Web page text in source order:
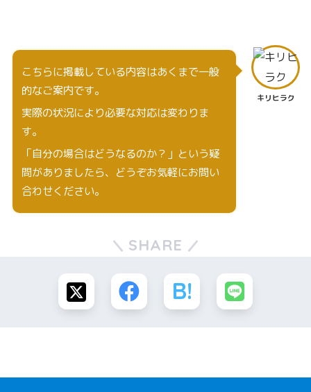
キリヒラク
こちらに掲載している内容はあくまで一般
的なご案内です。
実際の状況により必要な対応は変わりま
す。
「自分の場合はどうなるのか？」という疑
問がありましたら、どうぞお気軽にお問い
合わせください。
SHARE